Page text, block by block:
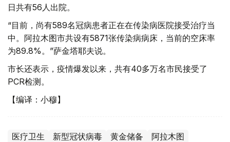
日共有56人出院。
“目前，尚有589名冠病患者正在在传染病医院接受治疗当
中。阿拉木图市共设有5871张传染病病床，当前的空床率
为89.8%。”萨金塔耶夫说。
市长还表示，疫情爆发以来，共有40多万名市民接受了
PCR检测。
【编译：小穆】
医疗卫生 新型冠状病毒 黄金储备 阿拉木图